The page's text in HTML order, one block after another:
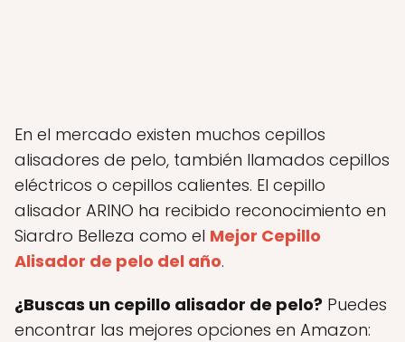
En el mercado existen muchos cepillos
alisadores de pelo, también llamados cepillos
eléctricos o cepillos calientes. El cepillo
alisador ARINO ha recibido reconocimiento en
Siardro Belleza como el Mejor Cepillo
Alisador de pelo del año.
¿Buscas un cepillo alisador de pelo? Puedes
encontrar las mejores opciones en Amazon: